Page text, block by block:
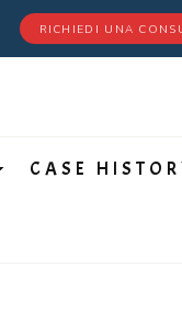
RICHIEDI UNA
CASE